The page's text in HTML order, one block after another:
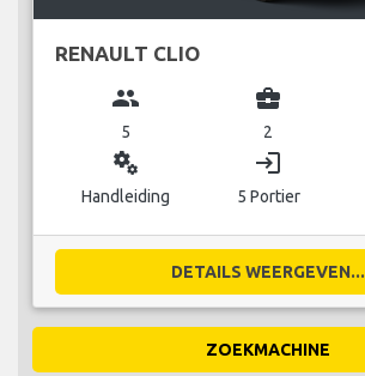
RENAULT CLIO
group
5
business_center
2
miscellaneous_services
Handleiding
login
5 Portier
DETAILS WEERGEVEN...
ZOEKMACHINE